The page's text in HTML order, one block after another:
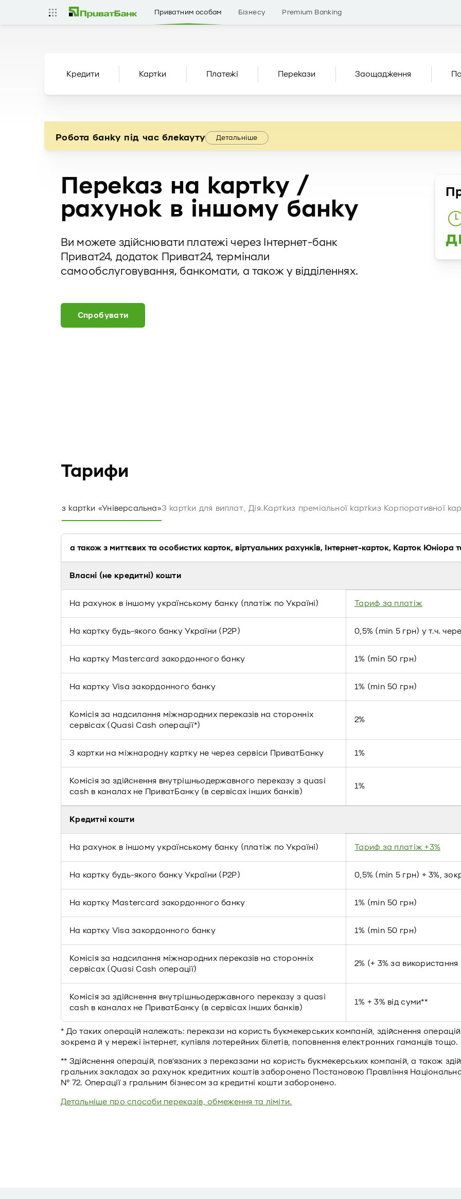
Приватним особам Бізнесу Premium Banking
Кредити Картки Платежі Перекази Заощадження
Робота банку під час блекауту Детальніше
Переказ на картку /
рахунок в іншому банку
Ви можете здійснювати платежі через Інтернет-банк
Приват24, додаток Приват24, термінали
самообслуговування, банкомати, а також у відділеннях.
Спробувати
Тарифи
з картки «Універсальна»З картки для виплат, Дія.Карткиз преміальної карткиз Корпоративної
а також з миттєвих та особистих карток, віртуальних рахунків, Інтернет-карток, Карток Юніора
Власні (не кредитні) кошти
На рахунок в іншому українському банку (платіж по Україні) Тариф за платіж
На картку будь-якого банку України (P2P) 0,5% (min 5 грн) у т.ч.
На картку Mastercard закордонного банку 1% (min 50 грн)
На картку Visa закордонного банку 1% (min 50 грн)
Комісія за надсилання міжнародних переказів на сторонніх
сервісах (Quasi Cash операції*)
2%
З картки на міжнародну картку не через сервіси ПриватБанку 1%
Комісія за здійснення внутрішньодержавного переказу з quasi
cash в каналах не ПриватБанку (в сервісах інших банків)
1%
Кредитні кошти
На рахунок в іншому українському банку (платіж по Україні) Тариф за платіж +3%
На картку будь-якого банку України (P2P) 0,5% (min 5 грн) + 3%,
На картку Mastercard закордонного банку 1% (min 50 грн)
На картку Visa закордонного банку 1% (min 50 грн)
Комісія за надсилання міжнародних переказів на сторонніх
сервісах (Quasi Cash операції)
2% (+ 3% за
Комісія за здійснення внутрішньодержавного переказу з quasi
cash в каналах не ПриватБанку (в сервісах інших банків)
1% + 3% від суми**
* До таких операцій належать: перекази на користь букмекерських компаній, здійснення
зокрема й у мережі інтернет, купівля лотерейних білетів, поповнення електронних гаманців тощо.
** Здійснення операцій, пов’язаних з переказами на користь букмекерських компаній, а також
гральних закладах за рахунок кредитних коштів заборонено Постановою Правління
№ 72. Операції з гральним бізнесом за кредитні кошти заборонено.
Детальніше про способи переказів, обмеження та ліміти.